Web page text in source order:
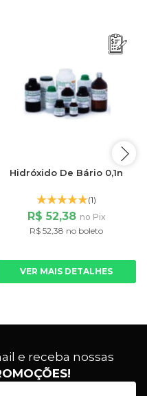
Hidróxido De Bário 0,1n
(1)
R$ 52,38 no Pix
R$ 52,38 no boleto
VER MAIS DETALHES
e receba nossas